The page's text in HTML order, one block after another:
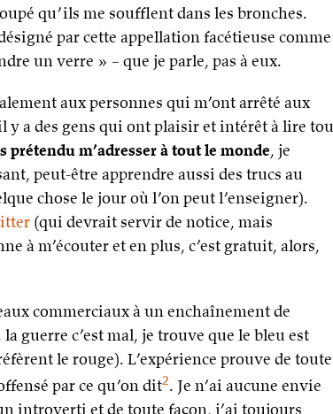
qu’ils me soufflent dans les bronches.
par cette appellation facétieuse comme
un verre » – que je parle, pas à eux.
aux personnes qui m’ont arrêté aux
y a des gens qui ont plaisir et intérêt à lire
prétendu m’adresser à tout le monde, je
peut-être apprendre aussi des trucs au
chose le jour où l’on peut l’enseigner).
(qui devrait servir de notice, mais
à m’écouter et en plus, c’est gratuit, alors,
commerciaux à un enchaînement de
guerre c’est mal, je trouve que le bleu est
le rouge). L’expérience prouve de toute
par ce qu’on dit2. Je n’ai aucune envie
introverti et de toute façon, j’ai toujours